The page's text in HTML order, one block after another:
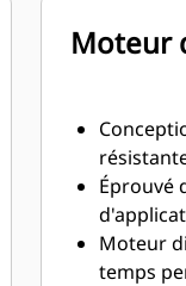
Moteur
Éprouvé
Moteur
temps